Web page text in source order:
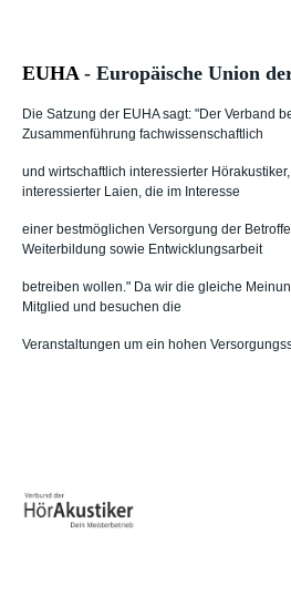
EUHA- Europäische Union
Die Satzung der EUHA sagt: "Der Verband
Zusammenführung fachwissenschaftlich
und wirtschaftlich interessierter
interessierter Laien, die im Interesse
einer bestmöglichen Versorgung der
Weiterbildung sowie Entwicklungsarbeit
betreiben wollen." Da wir die gleiche
Mitglied und besuchen die
Veranstaltungen um ein hohen